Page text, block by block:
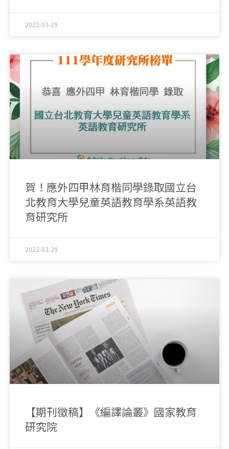
2022-03-29
賀！應外四甲林育楷同學錄取國立台
北教育大學兒童英語教育學系英語教
育研究所
2022-03-29
【期刊徵稿】《編譯論叢》國家教育
研究院